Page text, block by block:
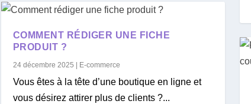
COMMENT RÉDIGER UNE FICHE
PRODUIT ?
24 décembre 2025 E-commerce
Vous êtes à la tête d’une boutique en ligne et
vous désirez attirer plus de clients ?...